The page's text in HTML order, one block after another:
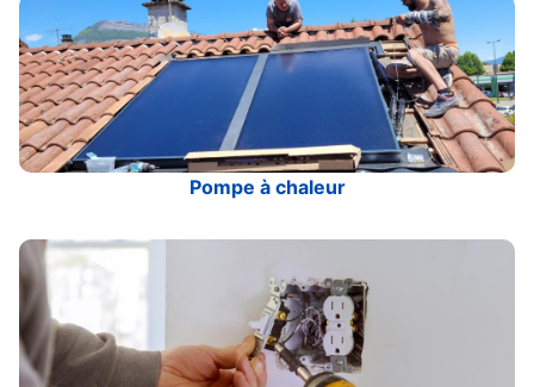
Pompe à chaleur